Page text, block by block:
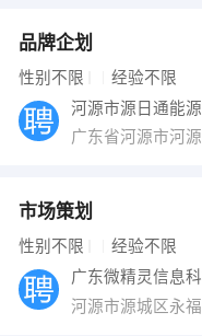
品牌企划
性别不限 经验不限
河源市源日通能
广东省河源市河
市场策划
性别不限 经验不限
广东微精灵信息
河源市源城区永